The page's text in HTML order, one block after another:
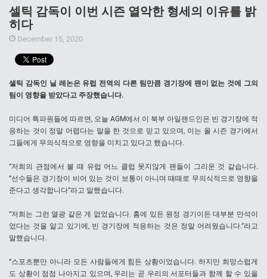
셀틱 감독이 이번 시즌 열악한 형세의 이유를 밝
히다
December 15, 2020
셀틱 감독인 닐 레논은 유럽 전역의 다른 팀만큼 경기장에 팬이 없는 것에 그의
팀이 영향을 받았다고 주장했습니다.
미디어 특파원들에 따르면, 오늘 AGM에서 이 북부 아일랜드인은 빈 경기장에 적
응하는 것이 정말 어렵다는 말을 한 것으로 믿고 있으며, 이는 올 시즌 경기에서
그들에게 무의식적으로 영향을 미치고 있다고 했습니다.
“저희의 관점에서 볼 때 유럽 어느 클럽 못지않게 팬들이 그리운 것 같습니다.
“선수들은 경기장이 비어 있는 것이 보통이 아니며 때때로 무의식적으로 영향을
준다고 생각합니다”라고 말했습니다.
“저희는 그런 열광 같은 게 없었습니다. 홈에 있든 원정 경기이든 대부분 만석이
었다는 것을 알고 있기에, 빈 경기장에 적응하는 것은 정말 어려웠습니다.”라고
말했습니다.
“스포츠뿐만 아니라 모든 사람들에게 힘든 상황이었습니다. 하지만 희망스럽게
도 상황이 점점 나아지고 있으며, 우리는 곧 우리의 서포터들과 함께 할 수 있을